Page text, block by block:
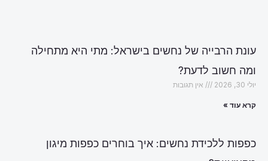
עונת הרבייה של נחשים בישראל: מתי היא מתחילה
ומה חשוב לדעת?
יולי 30, 2026 אין תגובות
קרא עוד »
כפפות ללכידת נחשים: איך בוחרים כפפות מיגון